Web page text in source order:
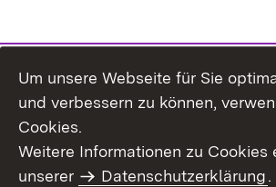
Um unsere Webseite für Sie
und verbessern zu können,
Cookies.
Weitere Informationen zu Cookies
unserer
Datenschutzerklärung.